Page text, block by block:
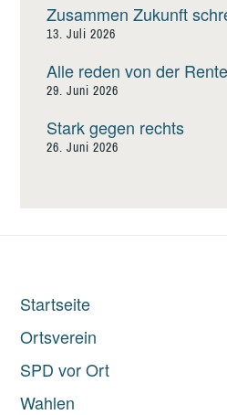
Zusammen Zukunft
13. Juli 2026
Alle reden von der
29. Juni 2026
Stark gegen rechts
26. Juni 2026
Startseite
Ortsverein
SPD vor Ort
Wahlen